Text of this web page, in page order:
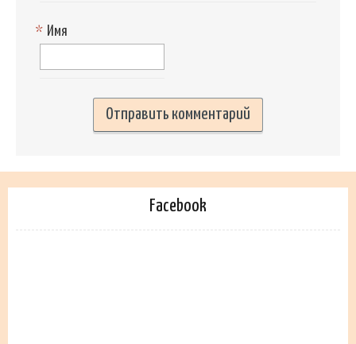
Имя
*
Facebook